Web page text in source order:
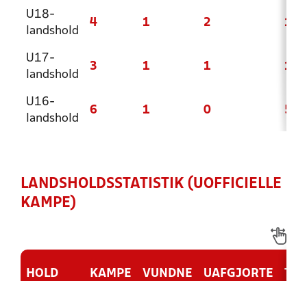
U18-
landshold
4 1 2 1
U17-
landshold
3 1 1 1
U16-
landshold
6 1 0 5
LANDSHOLDSSTATISTIK (UOFFICIELLE
KAMPE)
HOLD KAMPE VUNDNE UAFGJORTE